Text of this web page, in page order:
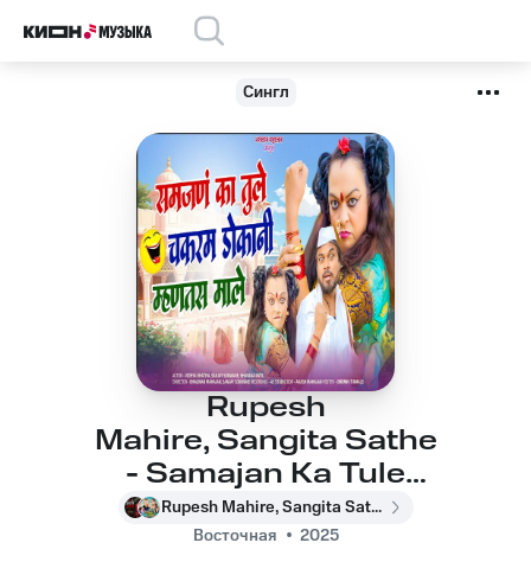
Сингл
Rupesh
Mahire, Sangita Sathe
- Samajan Ka Tule
Chakaram Dokani
Mhantas Male
Rupesh Mahire, Sangita Sathe
Восточная
2025